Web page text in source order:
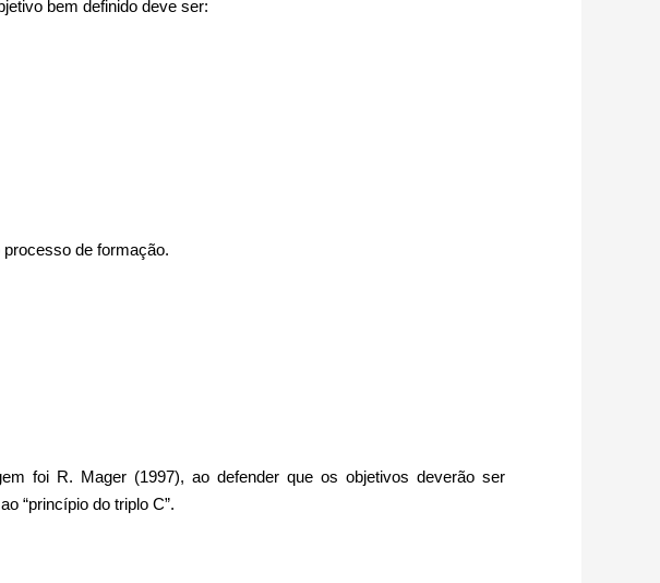
bem definido deve ser:
de formação.
foi R. Mager (1997), ao defender que os objetivos deverão ser
“princípio do triplo C”.